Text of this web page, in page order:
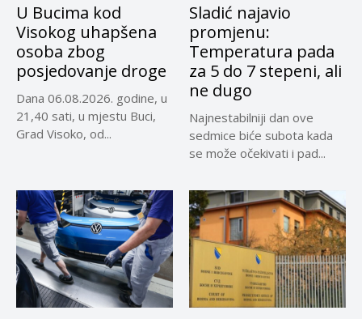
U Bucima kod
Visokog uhapšena
osoba zbog
posjedovanje droge
Dana 06.08.2026. godine, u
21,40 sati, u mjestu Buci,
Grad Visoko, od...
Sladić najavio
promjenu:
Temperatura pada
za 5 do 7 stepeni, ali
ne dugo
Najnestabilniji dan ove
sedmice biće subota kada
se može očekivati i pad...